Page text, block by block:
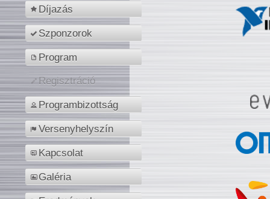
Díjazás
Szponzorok
Program
Regisztráció
Programbizottság
Versenyhelyszín
Kapcsolat
Galéria